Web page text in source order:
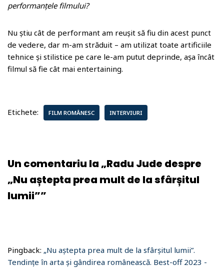
performanțele filmului?
Nu știu cât de performant am reușit să fiu din acest punct
de vedere, dar m-am străduit – am utilizat toate artificiile
tehnice și stilistice pe care le-am putut deprinde, așa încât
filmul să fie cât mai entertaining.
Etichete: FILM ROMÂNESC INTERVIURI
Un comentariu la „Radu Jude despre
„Nu aștepta prea mult de la sfârșitul
lumii””
Pingback: „Nu aștepta prea mult de la sfârșitul lumii”.
Tendințe în arta și gândirea românească. Best-off 2023 -